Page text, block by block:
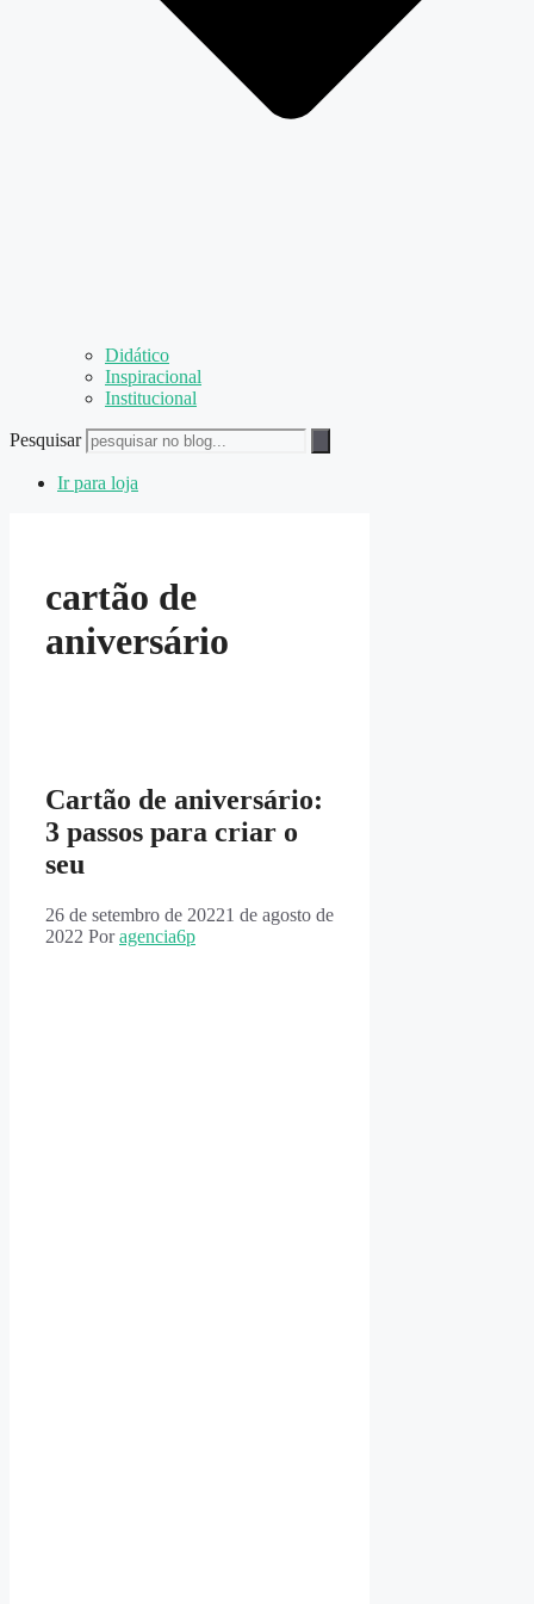
Didático
Inspiracional
Institucional
Pesquisar
Ir para loja
cartão de
aniversário
Cartão de aniversário:
3 passos para criar o
seu
26 de setembro de 20221 de agosto de
2022 Poragencia6p